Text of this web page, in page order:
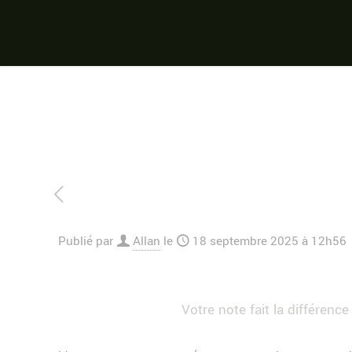
Publié par Allan le 18 septembre 2025 à 12h56
Votre note fait la